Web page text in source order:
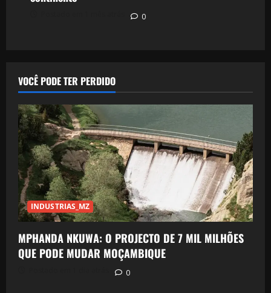
0
VOCÊ PODE TER PERDIDO
INDUSTRIAS_MZ
MPHANDA NKUWA: O PROJECTO DE 7 MIL MILHÕES
QUE PODE MUDAR MOÇAMBIQUE
0